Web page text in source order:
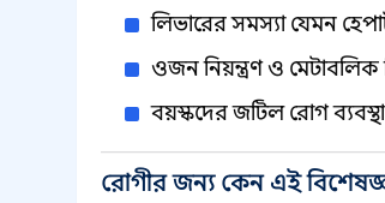
লিভারের সমস্যা যেমন
ওজন নিয়ন্ত্রণ ও মেটাবলিক
বয়স্কদের জটিল রোগ
রোগীর জন্য কেন এই